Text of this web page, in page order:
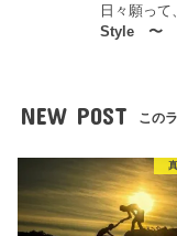
日々願って
Style 〜
NEW POST この